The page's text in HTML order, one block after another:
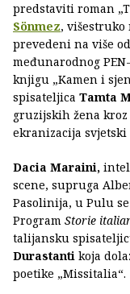
predstaviti roman
Sönmez,
prevedeni na više
međunarodnog
knjigu „Kamen i
spisateljica Tamta
gruzijskih žena kroz
ekranizacija svjetski
Dacia Maraini,
scene, supruga
Pasolinija, u Pulu
Program Storie
talijansku
Durastanti koja
poetike „Missitalia“.